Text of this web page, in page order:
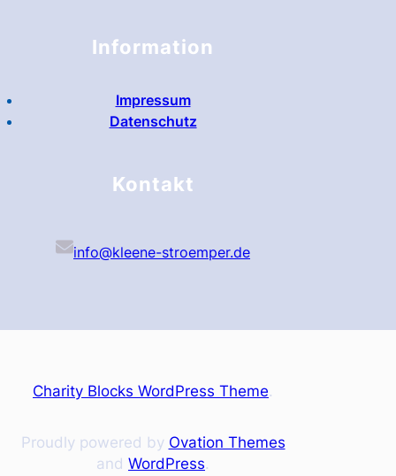
Information
Impressum
Datenschutz
Kontakt
info@kleene-stroemper.de
Charity Blocks WordPress Theme.
Proudly powered by Ovation Themes
and WordPress.